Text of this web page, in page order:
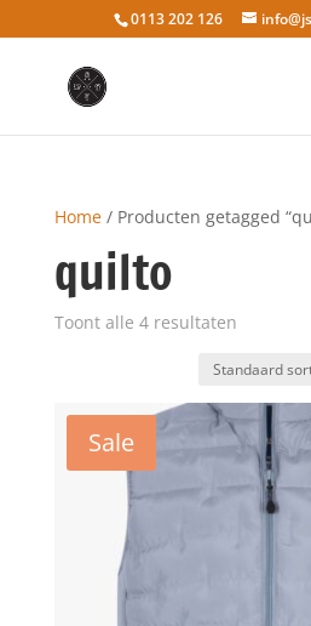
0113 202 126
Home/ Producten getagged
quilto
Toont alle 4 resultaten
Sale